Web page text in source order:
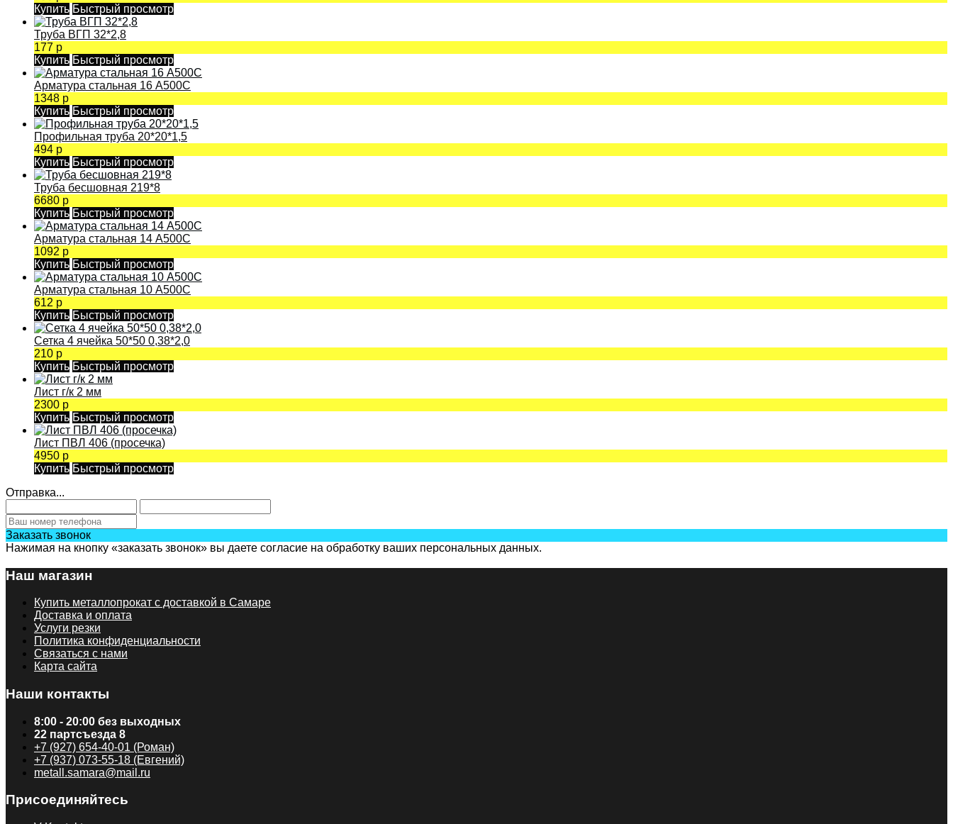
Купить Быстрый просмотр
Труба ВГП 32*2,8
177 р
Купить Быстрый просмотр
Арматура стальная 16 А500С
1348 р
Купить Быстрый просмотр
Профильная труба 20*20*1,5
494 р
Купить Быстрый просмотр
Труба бесшовная 219*8
6680 р
Купить Быстрый просмотр
Арматура стальная 14 А500С
1092 р
Купить Быстрый просмотр
Арматура стальная 10 А500С
612 р
Купить Быстрый просмотр
Сетка 4 ячейка 50*50 0,38*2,0
210 р
Купить Быстрый просмотр
Лист г/к 2 мм
2300 р
Купить Быстрый просмотр
Лист ПВЛ 406 (просечка)
4950 р
Купить Быстрый просмотр
Отправка...
Заказать звонок
Нажимая на кнопку «заказать звонок» вы даете согласие на обработку ваших персональных данных.
Наш магазин
Купить металлопрокат с доставкой в Самаре
Доставка и оплата
Услуги резки
Политика конфиденциальности
Связаться с нами
Карта сайта
Наши контакты
8:00 - 20:00 без выходных
22 партсъезда 8
+7 (927) 654-40-01 (Роман)
+7 (937) 073-55-18 (Евгений)
metall.samara@mail.ru
Присоединяйтесь